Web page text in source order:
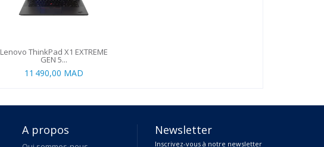
Lenovo ThinkPad X1 EXTREME
GEN 5...
11 490,00 MAD
A propos Newsletter
Inscrivez-vous à notre newsletter